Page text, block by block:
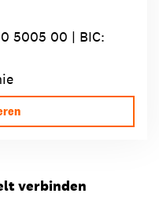
5005 00 | BIC:
verbinden